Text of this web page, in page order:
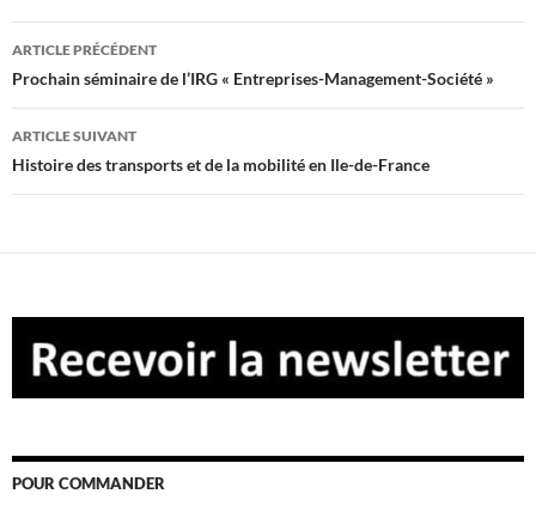
Navigation
des
articles
ARTICLE PRÉCÉDENT
Prochain séminaire de l’IRG « Entreprises-Management-Société »
ARTICLE SUIVANT
Histoire des transports et de la mobilité en Ile-de-France
POUR COMMANDER